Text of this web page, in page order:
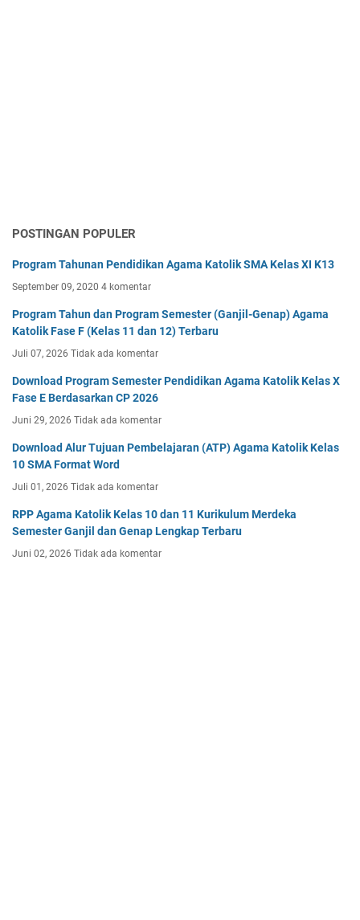
POSTINGAN POPULER
Program Tahunan Pendidikan Agama Katolik SMA Kelas XI K13
September 09, 2020 4 komentar
Program Tahun dan Program Semester (Ganjil-Genap) Agama
Katolik Fase F (Kelas 11 dan 12) Terbaru
Juli 07, 2026 Tidak ada komentar
Download Program Semester Pendidikan Agama Katolik Kelas X
Fase E Berdasarkan CP 2026
Juni 29, 2026 Tidak ada komentar
Download Alur Tujuan Pembelajaran (ATP) Agama Katolik Kelas
10 SMA Format Word
Juli 01, 2026 Tidak ada komentar
RPP Agama Katolik Kelas 10 dan 11 Kurikulum Merdeka
Semester Ganjil dan Genap Lengkap Terbaru
Juni 02, 2026 Tidak ada komentar